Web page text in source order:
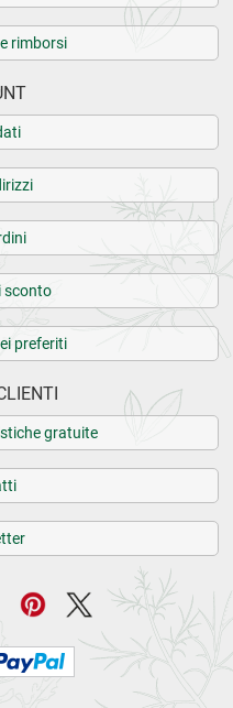
rimborsi
sconto
preferiti
gratuite